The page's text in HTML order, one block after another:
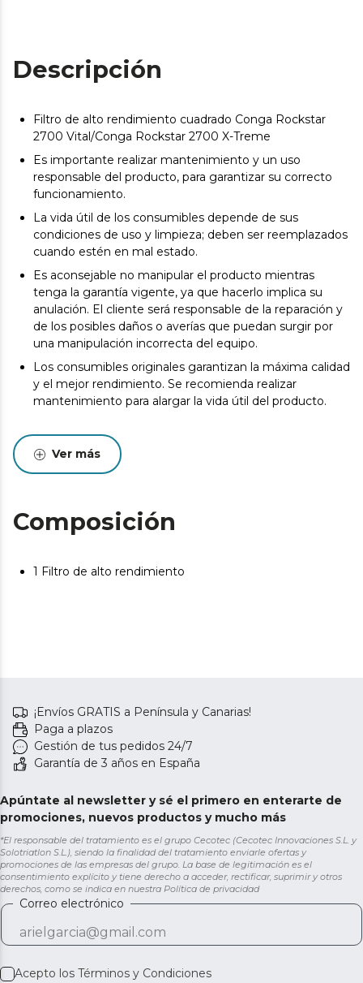
Descripción
Filtro de alto rendimiento cuadrado Conga Rockstar
2700 Vital/Conga Rockstar 2700 X-Treme
Es importante realizar mantenimiento y un uso
responsable del producto, para garantizar su correcto
funcionamiento.
La vida útil de los consumibles depende de sus
condiciones de uso y limpieza; deben ser reemplazados
cuando estén en mal estado.
Es aconsejable no manipular el producto mientras
tenga la garantía vigente, ya que hacerlo implica su
anulación. El cliente será responsable de la reparación y
de los posibles daños o averías que puedan surgir por
una manipulación incorrecta del equipo.
Los consumibles originales garantizan la máxima calidad
y el mejor rendimiento. Se recomienda realizar
mantenimiento para alargar la vida útil del producto.
Ver más
Composición
1 Filtro de alto rendimiento
¡Envíos GRATIS a Península y Canarias!
Paga a plazos
Gestión de tus pedidos 24/7
Garantía de 3 años en España
Apúntate al newsletter y sé el primero en enterarte de
promociones, nuevos productos y mucho más
*El responsable del tratamiento es el grupo Cecotec (Cecotec Innovaciones S.L. y
Solotriatlon S.L.), siendo la finalidad del tratamiento enviarle ofertas y
promociones de las empresas del grupo. La base de legitimación es el
consentimiento explícito y tiene derecho a acceder, rectificar, suprimir y otros
derechos, como se indica en nuestra Política de privacidad
Correo electrónico
Acepto los Términos y Condiciones